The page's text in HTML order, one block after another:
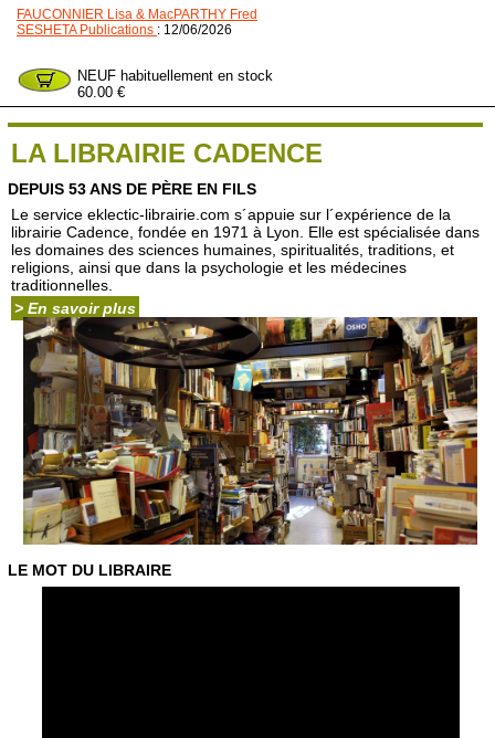
FAUCONNIER Lisa & MacPARTHY Fred
SESHETA Publications : 12/06/2026
NEUF habituellement en stock
60.00 €
LA LIBRAIRIE CADENCE
DEPUIS 53 ANS DE PÈRE EN FILS
Le service eklectic-librairie.com s´appuie sur l´expérience de la
librairie Cadence, fondée en 1971 à Lyon. Elle est spécialisée dans
les domaines des sciences humaines, spiritualités, traditions, et
religions, ainsi que dans la psychologie et les médecines
traditionnelles.
> En savoir plus
LE MOT DU LIBRAIRE